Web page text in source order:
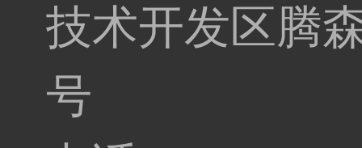
技术开发区腾
号